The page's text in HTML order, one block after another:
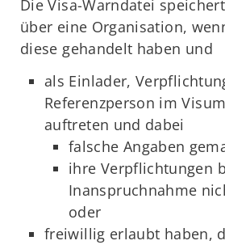
Die Visa-Warndatei
über eine Organisation,
diese gehandelt haben und
als Einlader,
Referenzperson im
auftreten und dabei
falsche Angaben
ihre Verpflichtungen
Inanspruchnahme
oder
freiwillig erlaubt haben,